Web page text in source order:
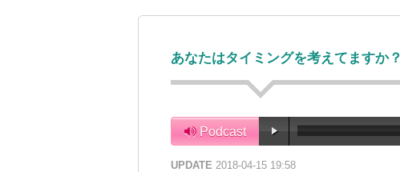
あなたはタイミングを考えてますか？
Podcast
UPDATE 2018-04-15 19:58